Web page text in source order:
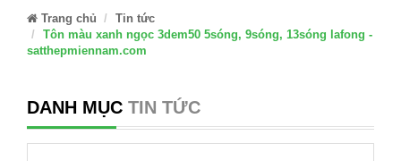
Trang chủ
Tin tức
Tôn màu xanh ngọc 3dem50 5sóng, 9sóng, 13sóng lafong -
satthepmiennam.com
DANH MỤC TIN TỨC